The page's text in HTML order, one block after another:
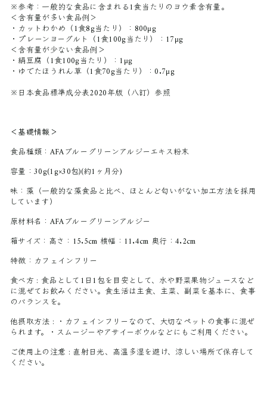
※参考：一般的な食品に含まれる1食当たりのヨウ素含有量。
＜含有量が多い食品例＞
・カットわかめ（1食8g当たり）：800μg
・プレーンヨーグルト（1食100g当たり）：17μg
＜含有量が少ない食品例＞
・絹豆腐（1食100g当たり）：1μg
・ゆでたほうれん草（1食70g当たり）：0.7μg
※日本食品標準成分表2020年版（八訂）参照
＜基礎情報＞
食品種類： AFAブルーグリーンアルジーエキス粉末
容量： 30g(1g×30包)(約1ヶ月分)
味： 藻（一般的な藻食品と比べ、ほとんど匂いがない加工方法を採用
しています）
原材料名： AFAブルーグリーンアルジー
箱サイズ： 高さ：15.5cm 横幅：11.4cm 奥行：4.2cm
特徴： カフェインフリー
食べ方 : 食品として1日1包を目安として、水や野菜果物ジュースなど
に混ぜてお飲みください。食生活は主食、主菜、副菜を基本に、食事
のバランスを。
他摂取方法 : ・カフェインフリーなので、大切なペットの食事に混ぜ
られます。・スムージーやアサイーボウルなどにもご利用ください。
ご使用上の注意 : 直射日光、高温多湿を避け、涼しい場所で保存して
ください。